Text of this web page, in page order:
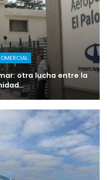
otra lucha entre la